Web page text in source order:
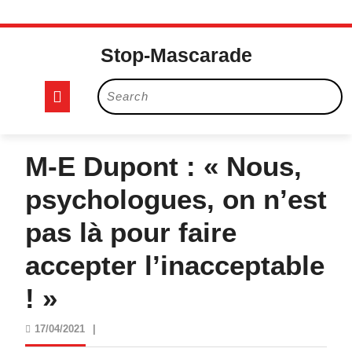
Skip
Stop-Mascarade
Open
Search
for:
M-E Dupont : « Nous,
psychologues, on n’est
pas là pour faire
accepter l’inacceptable
! »
17/04/202117/04/2021